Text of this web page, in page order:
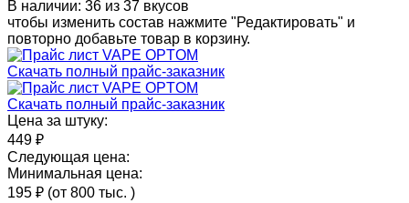
В наличии: 36 из 37 вкусов
чтобы изменить состав нажмите "Редактировать" и
повторно добавьте товар в корзину.
Скачать полный прайс-заказник
Скачать полный прайс-заказник
Цена за штуку:
449 ₽
Следующая цена:
Минимальная цена:
195 ₽ (от 800 тыс. )